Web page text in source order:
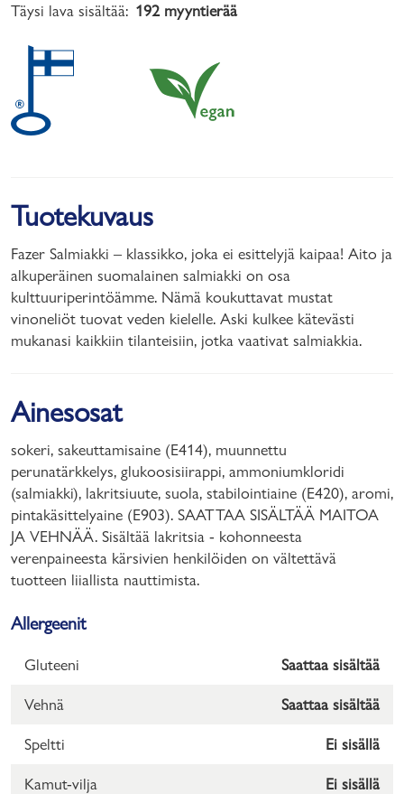
Täysi lava sisältää: 192 myyntierää
Tuotekuvaus
Fazer Salmiakki – klassikko, joka ei esittelyjä kaipaa! Aito ja
alkuperäinen suomalainen salmiakki on osa
kulttuuriperintöämme. Nämä koukuttavat mustat
vinoneliöt tuovat veden kielelle. Aski kulkee kätevästi
mukanasi kaikkiin tilanteisiin, jotka vaativat salmiakkia.
Ainesosat
sokeri, sakeuttamisaine (E414), muunnettu
perunatärkkelys, glukoosisiirappi, ammoniumkloridi
(salmiakki), lakritsiuute, suola, stabilointiaine (E420), aromi,
pintakäsittelyaine (E903). SAATTAA SISÄLTÄÄ MAITOA
JA VEHNÄÄ. Sisältää lakritsia - kohonneesta
verenpaineesta kärsivien henkilöiden on vältettävä
tuotteen liiallista nauttimista.
Allergeenit
Gluteeni Saattaa sisältää
Vehnä Saattaa sisältää
Speltti Ei sisällä
Kamut-vilja Ei sisällä